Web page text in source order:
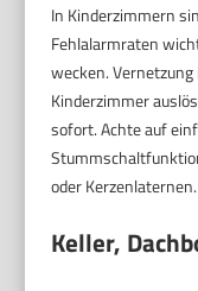
In Kinderzimmern
Fehlalarmraten
wecken.
Kinderzimmer
sofort. Achte auf
oder Kerzenlaternen.
Keller,